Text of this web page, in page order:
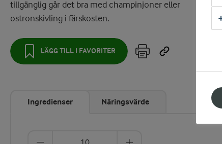
tillgänglig går det bra med champinjoner eller
ostronskivling i färskosten.
LÄGG TILL I FAVORITER
Ingredienser Näringsvärde